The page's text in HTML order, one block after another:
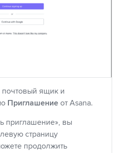
почтовый ящик и
Приглашение от Asana.
приглашение», вы
страницу
продолжить